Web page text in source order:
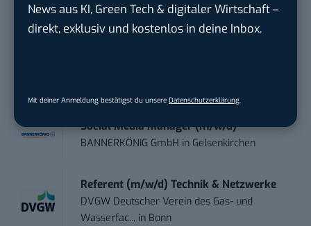
News aus KI, Green Tech & digitaler Wirtschaft –
direkt, exklusiv und kostenlos in deine Inbox.
Mit deiner Anmeldung bestätigst du unsere Datenschutzerklärung
Content Manager Agrar (m/w/d)
Social Media Manager (m/w/d)
BANNERKÖNIG GmbH in Gelsenkirchen
Referent (m/w/d) Technik & Netzwerke
DVGW Deutscher Verein des Gas- und
Wasserfac... in Bonn